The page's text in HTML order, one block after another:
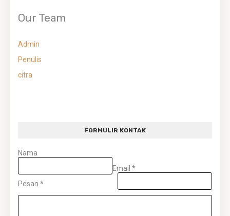
Our Team
Admin
Penulis
citra
FORMULIR KONTAK
Nama
Email *
Pesan *